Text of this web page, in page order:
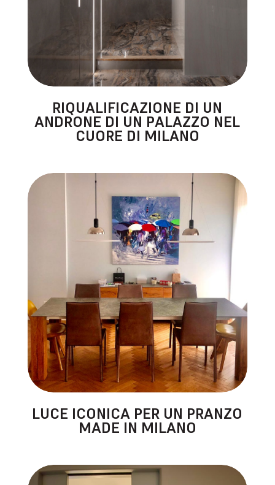
RIQUALIFICAZIONE DI UN
ANDRONE DI UN PALAZZO NEL
CUORE DI MILANO
LUCE ICONICA PER UN PRANZO
MADE IN MILANO